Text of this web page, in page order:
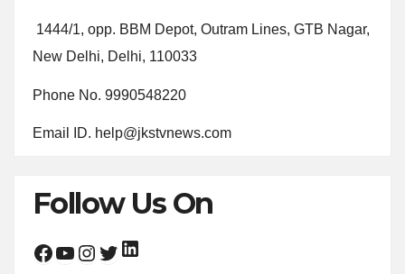
1444/1, opp. BBM Depot, Outram Lines, GTB Nagar,
New Delhi, Delhi, 110033
Phone No. 9990548220
Email ID. help@jkstvnews.com
Follow Us On
Facebook YouTube Instagram Twitter LinkedIn